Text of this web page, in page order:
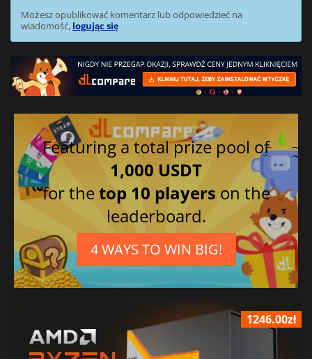
Możesz opublikować komentarz lub odpowiedzieć na
wiadomość, logując się
Featuring a total prize pool of
1,000 USDT
for thetop 10 players on the
leaderboard.
4 WAYS TO WIN BIG!
1246.00zł